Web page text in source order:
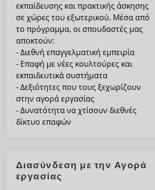
εκπαίδευσης και πρακτικής άσκησης
σε χώρες του εξωτερικού. Μέσα από
το πρόγραμμα, οι σπουδαστές μας
αποκτούν:
- Διεθνή επαγγελματική εμπειρία
- Επαφή με νέες κουλτούρες και
εκπαιδευτικά συστήματα
- Δεξιότητες που τους ξεχωρίζουν
στην αγορά εργασίας
- Δυνατότητα να χτίσουν διεθνές
δίκτυο επαφών
Διασύνδεση με την Αγορά
εργασίας